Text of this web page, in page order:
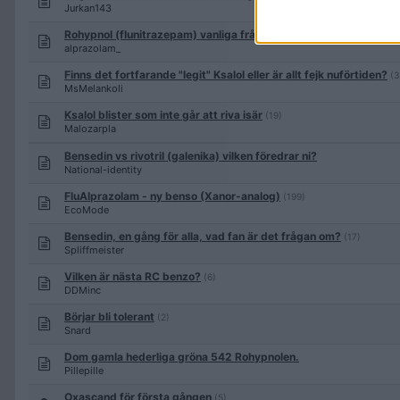
Jurkan143
Rohypnol (flunitrazepam) vanliga frågor och svar.
alprazolam_
Finns det fortfarande "legit" Ksalol eller är allt fejk nuförtiden?
MsMelankoli
Ksalol blister som inte går att riva isär (19)
Malozarpla
Bensedin vs rivotril (galenika) vilken föredrar ni?
National-identity
FluAlprazolam - ny benso (Xanor-analog) (199)
EcoMode
Bensedin, en gång för alla, vad fan är det frågan om? (17)
Spliffmeister
Vilken är nästa RC benzo? (6)
DDMinc
Börjar bli tolerant (2)
Snard
Dom gamla hederliga gröna 542 Rohypnolen.
Pillepille
Oxascand för första gången (5)